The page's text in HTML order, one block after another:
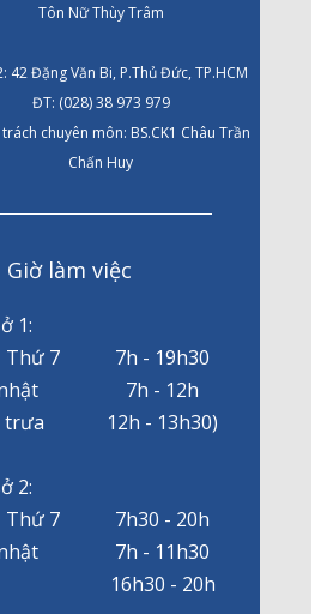
Tôn Nữ Thùy Trâm
42 Đặng Văn Bi, P.Thủ Đức, TP.HCM
ĐT: (028) 38 973 979
trách chuyên môn: BS.CK1 Châu Trần
Chấn Huy
Giờ làm việc
1:
Thứ 7
7h - 19h30
7h - 12h
trưa
12h - 13h30)
2:
Thứ 7
7h30 - 20h
7h - 11h30
16h30 - 20h